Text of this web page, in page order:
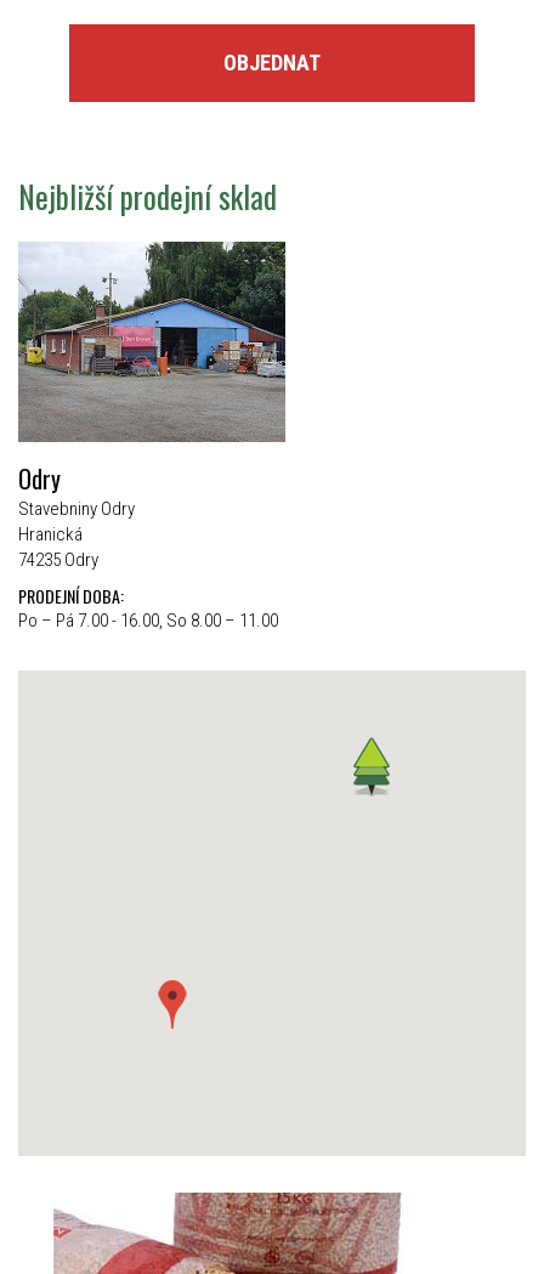
OBJEDNAT
Nejbližší prodejní sklad
Odry
Stavebniny Odry
Hranická
74235 Odry
PRODEJNÍ DOBA:
Po – Pá 7.00 - 16.00, So 8.00 – 11.00